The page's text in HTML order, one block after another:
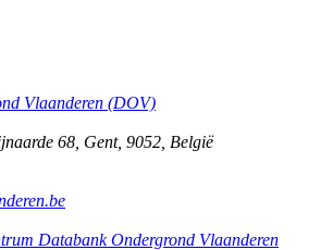
Vlaanderen (DOV)
68 Gent, 9052 België
Databank Ondergrond Vlaanderen